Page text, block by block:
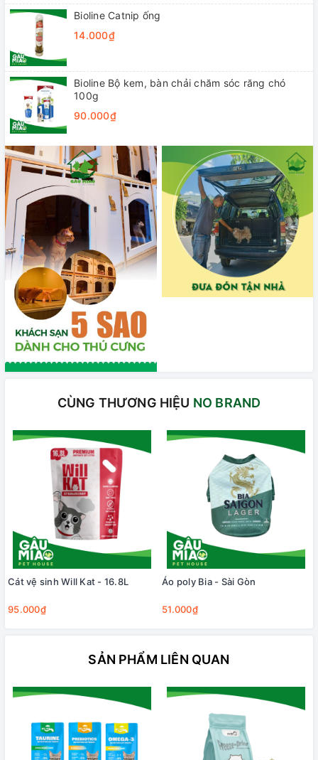
Bioline Catnip ống
14.000₫
Bioline Bộ kem, bàn chải chăm sóc răng chó
100g
90.000₫
CÙNG THƯƠNG HIỆU NO BRAND
Cát vệ sinh Will Kat - 16.8L
95.000₫
Áo poly Bia - Sài Gòn
51.000₫
SẢN PHẨM LIÊN QUAN